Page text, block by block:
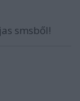
smsből!